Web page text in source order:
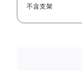
不含支架